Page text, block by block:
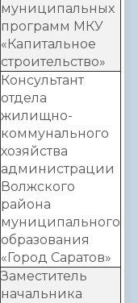
муниципальных
программ МКУ
«Капитальное
строительство»
Консультант
отдела
жилищно-
коммунального
хозяйства
администрации
Волжского
района
муниципального
образования
«Город Саратов»
Заместитель
начальника